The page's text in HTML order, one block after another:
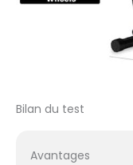
Bilan du test
Avantages